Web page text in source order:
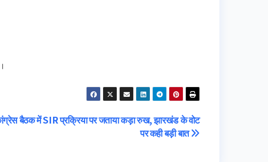
बैठक में SIR प्रक्रिया पर जताया कड़ा रुख, झारखंड के वोट
पर कही बड़ी बात